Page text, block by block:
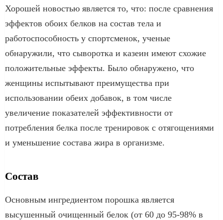
Хорошей новостью является то, что: после сравнения
эффектов обоих белков на состав тела и
работоспособность у спортсменок, ученые
обнаружили, что сыворотка и казеин имеют схожие
положительные эффекты. Было обнаружено, что
женщины испытывают преимущества при
использовании обеих добавок, в том числе
увеличение показателей эффективности от
потребления белка после тренировок с отягощениями
и уменьшение состава жира в организме.
Состав
Основным ингредиентом порошка является
высушенный очищенный белок (от 60 до 95-98% в